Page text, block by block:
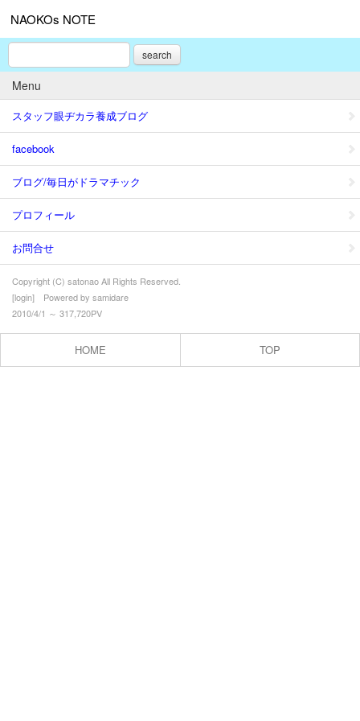
NAOKOs NOTE
search
Menu
スタッフ眼ヂカラ養成ブログ
facebook
ブログ/毎日がドラマチック
プロフィール
お問合せ
Copyright (C) satonao All Rights Reserved.
[login] Powered by samidare
2010/4/1 ～ 317,720PV
HOME TOP